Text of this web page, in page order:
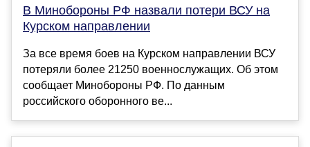
В Минобороны РФ назвали потери ВСУ на
Курском направлении
За все время боев на Курском направлении ВСУ
потеряли более 21250 военнослужащих. Об этом
сообщает Минобороны РФ. По данным
российского оборонного ве...